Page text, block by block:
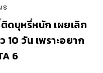
ดบุหรี่หนัก เผยเลิก
10 วัน เพราะอยาก
6